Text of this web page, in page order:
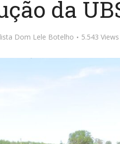
da
Dom Lele Botelho 5.543 Views